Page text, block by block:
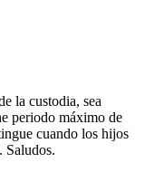
la custodia, sea
periodo máximo de
cuando los hijos
Saludos.